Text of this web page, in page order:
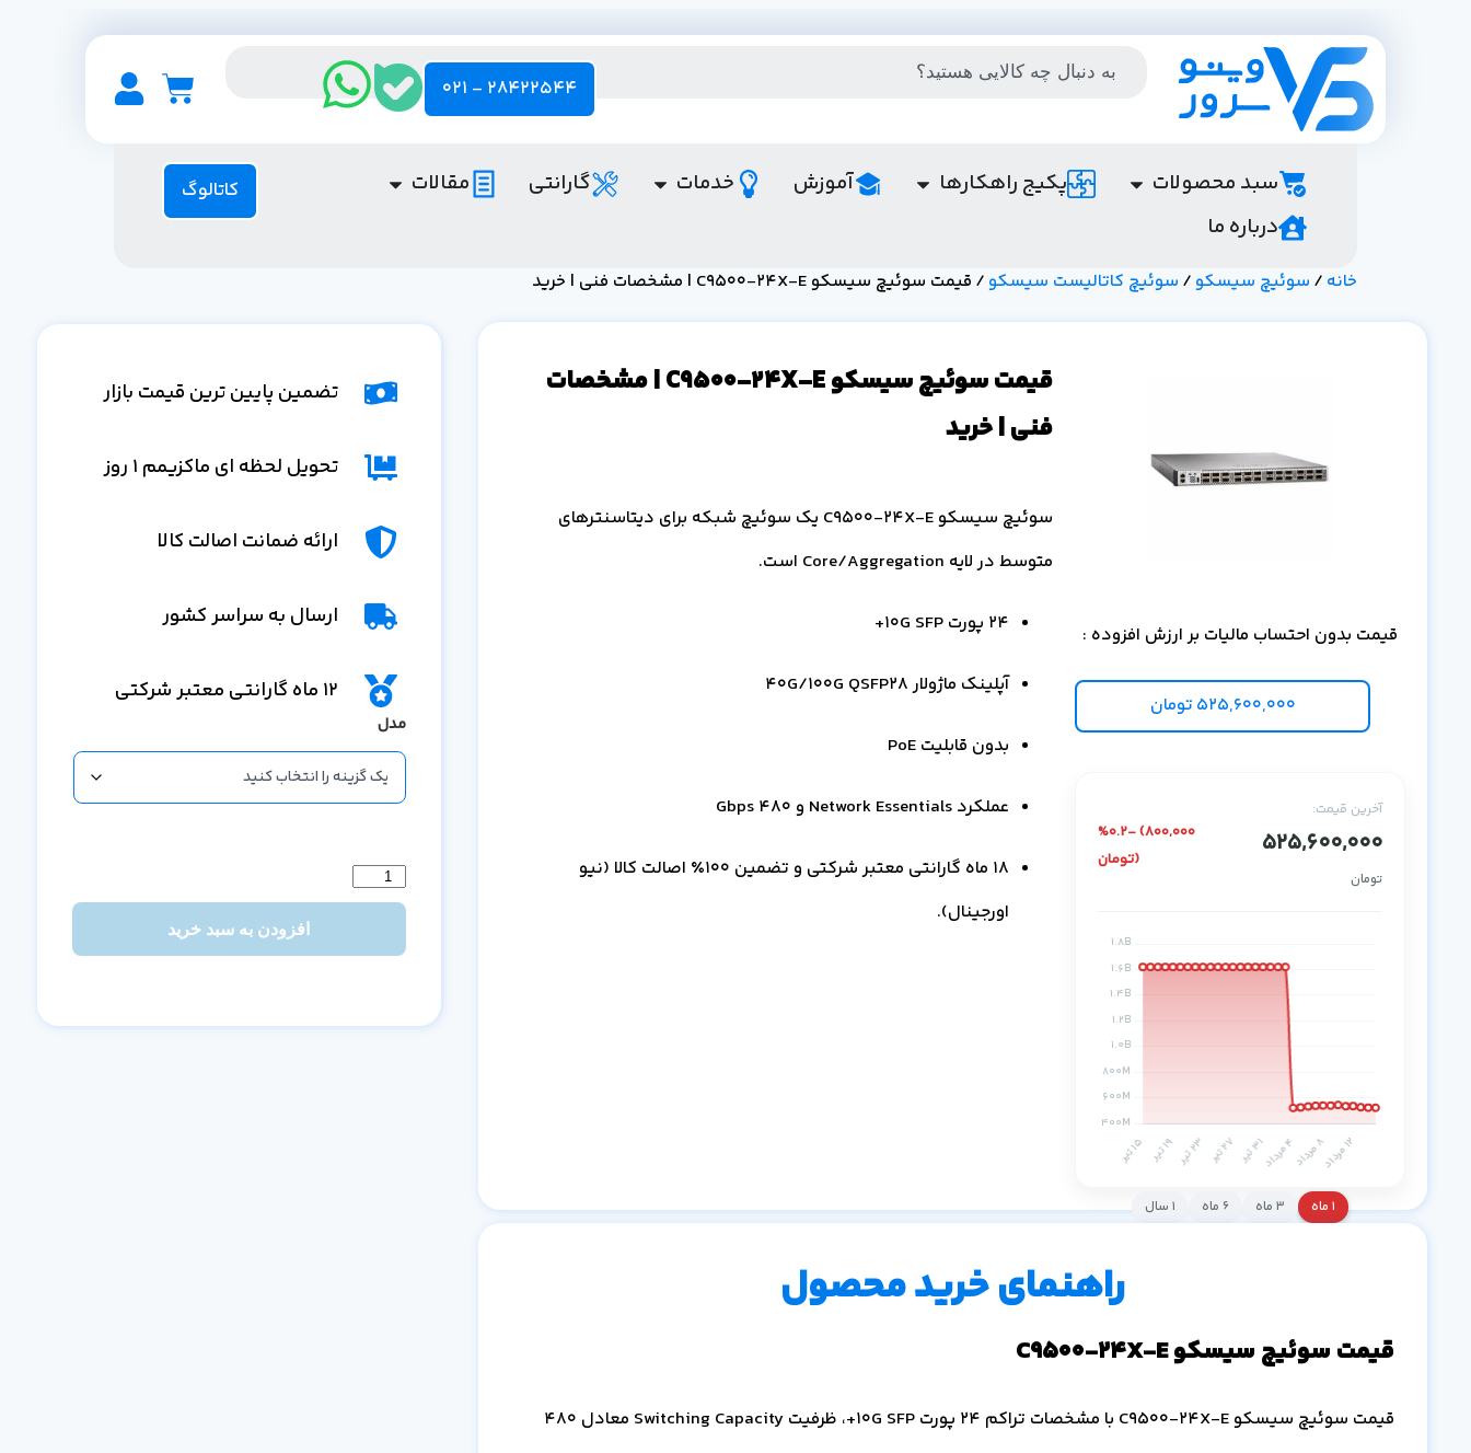
28422544 - 021
سبد محصولات پکیج راهکارها آموزش خدمات گارانتی
مقالات
درباره ما
کاتالوگ
خانه / سوئیچ سیسکو/ سوئیچ کاتالیست سیسکو/ قیمت سوئیچ سیسکو C9500-24X-E | مشخصات فنی | خرید
قیمت بدون احتساب مالیات بر ارزش افزوده :
525,600,000 تومان
آخرین قیمت:
525,600,000
تومان
%0.2- (800,000
تومان)
۱ ماه ۳ ماه ۶ ماه ۱ سال
قیمت سوئیچ سیسکو C9500-24X-E | مشخصات
فنی | خرید
سوئیچ سیسکو C9500-24X-E یک سوئیچ شبکه برای دیتاسنترهای
متوسط در لایه Core/Aggregation است.
24 پورت 10G SFP+
آپلینک ماژولار 40G/100G QSFP28
بدون قابلیت PoE
عملکرد Network Essentials و 480 Gbps
18 ماه گارانتی معتبر شرکتی و تضمین ۱۰۰٪ اصالت کالا (نیو
اورجینال).
راهنمای خرید محصول
قیمت سوئیچ سیسکو C9500-24X-E
قیمت سوئیچ سیسکو C9500-24X-E با مشخصات تراکم 24 پورت 10G SFP+، ظرفیت Switching Capacity معادل 480
تضمین پایین ترین قیمت بازار
تحویل لحظه ای ماکزیمم 1 روز
ارائه ضمانت اصالت کالا
ارسال به سراسر کشور
12 ماه گارانتی معتبر شرکتی
مدل
افزودن به سبد خرید